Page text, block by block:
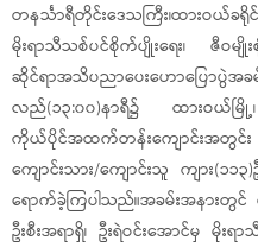
တနင်္သာရီတိုင်းဒေသကြီး၊ထားဝယ်ခ
မိုးရာသီသစ်ပင်စိုက်ပျိုးရေး၊ ဇီဝမ
ဆိုင်ရာအသိပညာပေးဟောပြောပွဲအ
လည်(၁၃:၀၀)နာရီ၌ ထားဝယ်မြို့
ကိုယ်ပိုင်အထက်တန်းကျောင်းအတွင်း
ကျောင်းသား/ကျောင်းသူ ကျား(၁၁၃
ရောက်ခဲ့ကြပါသည်။အခမ်းအနားတွ
ဦးစီးအရာရှိ၊ ဦးရဲဝင်းအောင်မှ မို